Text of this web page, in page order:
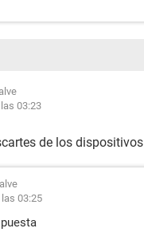
03:23
de los dispositivos
03:25